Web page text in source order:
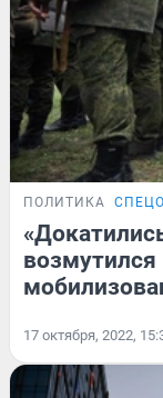
ПОЛИТИКА
возмутился
17 октября, 2022,